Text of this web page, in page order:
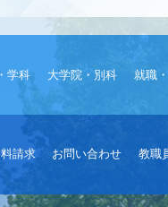
学科 大学院・別科 就職
請求 お問い合わせ 教職